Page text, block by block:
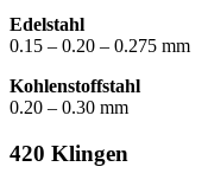
Edelstahl
0.15 – 0.20 – 0.275 mm
Kohlenstoffstahl
0.20 – 0.30 mm
420 Klingen